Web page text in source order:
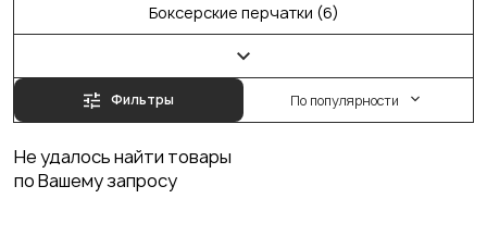
Боксерские перчатки (6)
Фильтры По популярности
Не удалось найти товары
по Вашему запросу